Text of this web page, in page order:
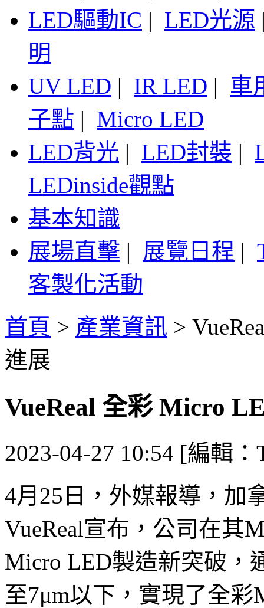
LED驅動IC | LED光源
明
UV LED | IR LED | 車
子點 | Micro LED
LED背光 | LED封裝 |
LEDinside觀點
基本知識
展場直擊 | 展覽日程 |
客製化活動
首頁 > 產業資訊 >
進展
VueReal 全彩 Micro
2023-04-27 10:54 [編輯
4月25日，外媒報導，加
VueReal宣布，公司在其
Micro LED製造新突破，
至7μm以下，實現了全彩